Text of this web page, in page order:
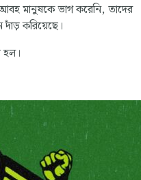
মানুষকে ভাগ করেনি, তাদের
করিয়েছে।
হল।